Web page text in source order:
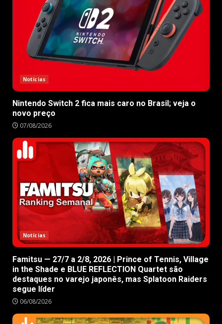
Notícias
Nintendo Switch 2 fica mais caro no Brasil; veja o
novo preço
07/08/2026
Notícias
Famitsu — 27/7 a 2/8, 2026 | Prince of Tennis, Village
in the Shade e BLUE REFLECTION Quartet são
destaques no varejo japonês, mas Splatoon Raiders
segue líder
06/08/2026